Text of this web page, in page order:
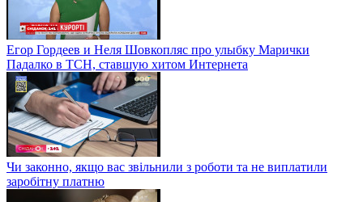
Егор Гордеев и Неля Шовкопляс про улыбку Марички
Падалко в ТСН, ставшую хитом Интернета
Чи законно, якщо вас звільнили з роботи та не виплатили
заробітну платню